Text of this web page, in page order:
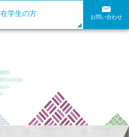
在学生の方 お問い合わせ